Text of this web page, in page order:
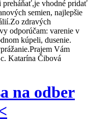
preháňať,je vhodné pridať
semien, najlepšie
zdravých
odporúčam: varenie v
kúpeli, dusenie.
Vám
Katarína Čibová
na odber